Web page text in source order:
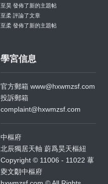
至昊 發佈了新的主題帖
至柔 評論了文章
至柔 發佈了新的主題帖
學宮信息
官方郵箱 www@hxwmzsf.com
投訴郵箱
complaint@hxwmzsf.com
中樞府
北辰獨居天軸 蔚爲昊天樞紐
Copyright © 11006 - 11022 蕐
夓文朙中樞府